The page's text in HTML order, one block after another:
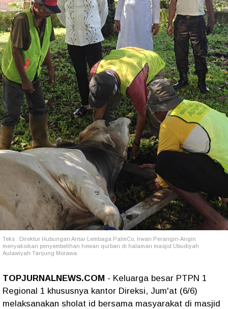
Teks : Direktur Hubungan Antar Lembaga PalmCo, Irwan Perangin-Angin
menyaksikan penyembelihan hewan qurban di halaman masjid Ubudiyah
Aulawiyah Tanjung Morawa.
TOPJURNALNEWS.COM - Keluarga besar PTPN 1
Regional 1 khususnya kantor Direksi, Jum'at (6/6)
melaksanakan sholat id bersama masyarakat di masjid